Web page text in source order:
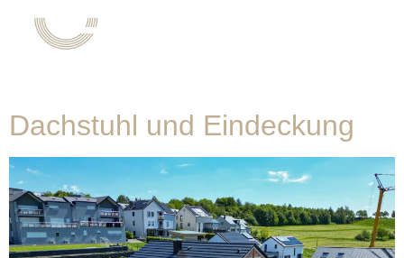
Kategorie:
Dachstuhl und Eindeckung